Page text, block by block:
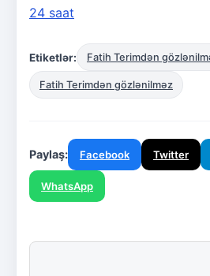
24 saat
Etiketlər: Fatih Terimdən
Fatih Terimdən gözlənilməz
Paylaş: Facebook Twitter
WhatsApp